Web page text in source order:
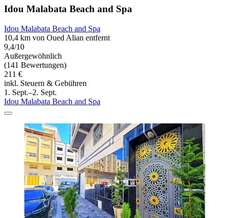
Idou Malabata Beach and Spa
Idou Malabata Beach and Spa
10,4 km von Oued Alian entfernt
9,4/10
Außergewöhnlich
(141 Bewertungen)
211 €
inkl. Steuern & Gebühren
1. Sept.–2. Sept.
Idou Malabata Beach and Spa